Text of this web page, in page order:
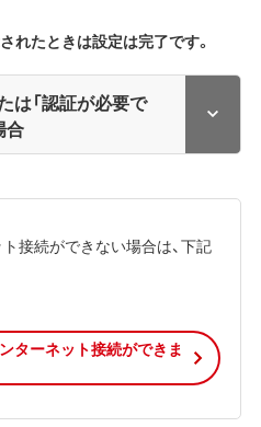
れたときは設定は完了です。
は「認証が必要で
合
接続ができない場合は、下記
ターネット接続ができま